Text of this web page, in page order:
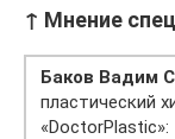
↑ Мнение
Баков Вадим
пластический
«DoctorPlastic»: